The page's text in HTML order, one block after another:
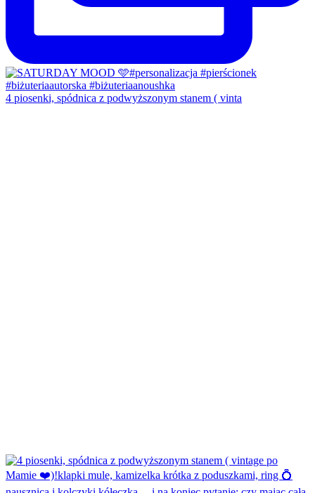
4 piosenki, spódnica z podwyższonym stanem ( vinta